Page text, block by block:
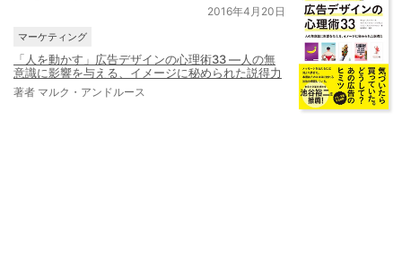
2016年4月20日
マーケティング
「人を動かす」広告デザインの心理術33 ―人の無
意識に影響を与える、イメージに秘められた説得力
著者 マルク・アンドルース